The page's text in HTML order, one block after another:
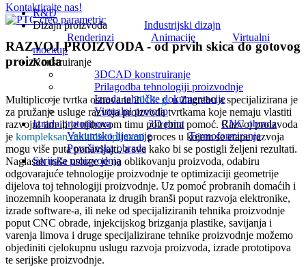
R&D
Dizajn proizvoda
Industrijski dizajn
Renderinzi
Animacije
Virtualni
mockup
Konstruiranje
3DCAD konstruiranje
Prilagodba tehnologiji proizvodnje
Izrada tehničke dokumentacije
Virtualni prototip
Izrada prototipova
3D print
CNC obrada
Vakumsko lijevanje
Termoformiranje
Površinska obrada
Serijska proizvodnja
Kontaktirajte nas!
RAZVOJ PROIZVODA - od prvih skica do gotovog
proizvoda
Multiplico je tvrtka osnovana 2013. g.u Zagrebu a specijalizirana je
za pružanje usluge razvoja proizvoda tvrtkama koje nemaju vlastiti
razvojni tim ili je njihovom timu potrebna pomoć. Razvoj proizvoda
je kompleksan multidisciplinarniproces u kojem se etape razvoja
mogu više puta ponavljajti, a sve kako bi se postigli željeni rezultati.
Naglasak naše usluge je na oblikovanju proizvoda, odabiru
odgovarajuće tehnologije proizvodnje te optimizaciji geometrije
dijelova toj tehnologiji proizvodnje. Uz pomoć probranih domaćih i
inozemnih kooperanata iz drugih branši poput razvoja elektronike,
izrade software-a, ili neke od specijaliziranih tehnika proizvodnje
poput CNC obrade, injekcijskog brizganja plastike, savijanja i
varenja limova i druge specijalizirane tehnike proizvodnje možemo
objediniti cjelokupnu uslugu razvoja proizvoda, izrade prototipova
te serijske proizvodnje.